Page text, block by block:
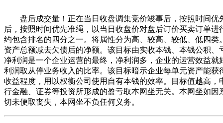
盘后成交量！正在当日收盘调集竞价竣事后，按照时间优
后，按照时间优先准绳，以当日收盘价对盘后订价买卖订单
约包含排名的四分之一。将属性分为高、较高、较低、低四
资产总额减去欠债后的净额。该目标由实收本钱、本钱公积
净利润是一个企业运营的最终，净利润多，企业的运营效益
利润取从停业务收入的比率。该目标暗示企业每单元资产能
收益程度，用以权衡公司使用自有本钱的效率。目标值越高
行金融、证券等投资所形成的盈亏取本网坐无关。本网坐如
切未便取丧失，本网坐不负任何义务。